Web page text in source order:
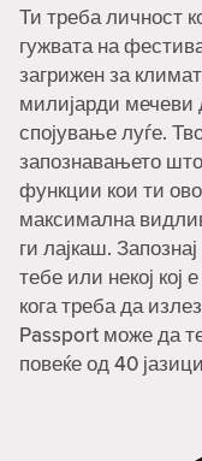
Ти треба личност
гужвата на
загрижен за
милијарди мечеви
спојување луѓе.
запознавањето
функции кои ти
максимална
ги лајкаш.
тебе или некој кој
кога треба да
Passport може да
повеќе од 40